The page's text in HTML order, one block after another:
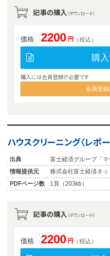
記事の購入 （ダウンロード）
価格 2200 円 （税込）
購
購入には会員登録が必要です
会員登録
ハウスクリーニング〈レポ
出典
富士経済グループ「マ
情報提供元
株式会社富士経済ネッ
PDFページ数
1頁（203kb）
記事の購入 （ダウンロード）
価格 2200 円 （税込）